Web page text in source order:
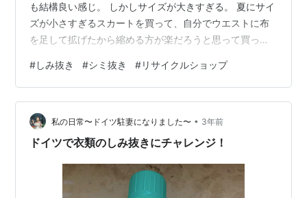
も結構良い感じ。 しかしサイズが大きすぎる。 夏にサイ
ズが小さすぎるスカートを買って、自分でウエストに布
を足して拡げたから縮める方が楽だろうと思って買っち
わっちゃうかしら(^_^;) そしてしみ抜きチャレンジもして
みたくて、外で見たらかなり目立つ茶色のシミだったけ
ど、家の電気で見たらそれほどでもなかった。 後ろだっ
たらまだよかったけど、前の下の方。 位置的に食品をこ
ぼしたパターンだと思った。 洗濯洗剤で取れないと諦め
#しみ抜き #シミ抜き #リサイクルショップ
私の日常〜ドイツ駐妻になりました〜 • 3年前
ドイツで衣類のしみ抜きにチャレンジ！